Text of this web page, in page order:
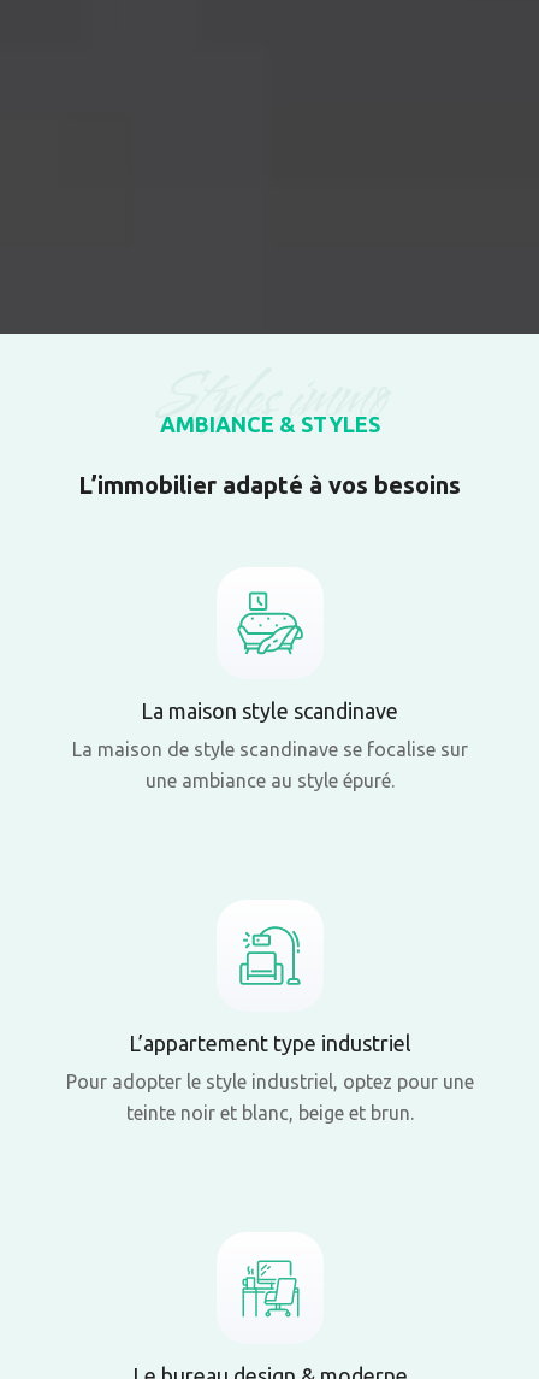
Styles immo
AMBIANCE & STYLES
L’immobilier adapté à vos besoins
La maison style scandinave
La maison de style scandinave se focalise sur
une ambiance au style épuré.
L’appartement type industriel
Pour adopter le style industriel, optez pour une
teinte noir et blanc, beige et brun.